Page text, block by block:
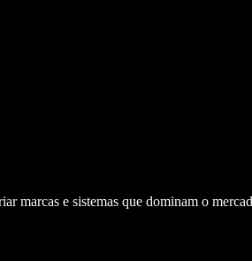
marcas e sistemas que dominam o